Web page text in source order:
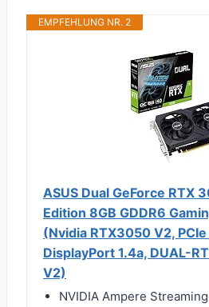
EMPFEHLUNG NR. 2
ASUS Dual GeForce RTX
Edition 8GB GDDR6
(Nvidia RTX3050 V2,
DisplayPort 1.4a, DUAL-
V2)
NVIDIA Ampere